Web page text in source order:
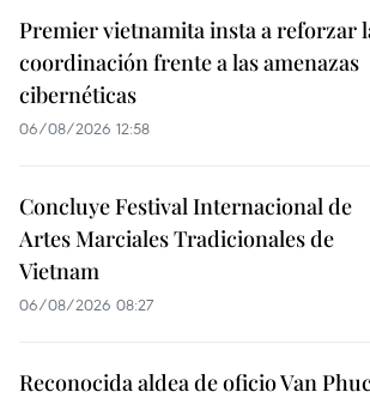
Premier vietnamita insta a reforzar
coordinación frente a las amenazas
cibernéticas
06/08/2026 12:58
Concluye Festival Internacional de
Artes Marciales Tradicionales de
Vietnam
06/08/2026 08:27
Reconocida aldea de oficio Van Phuc